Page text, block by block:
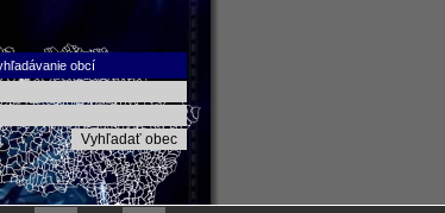
obcí